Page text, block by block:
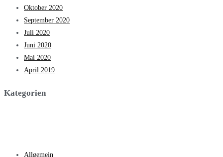
Oktober 2020
September 2020
Juli 2020
Juni 2020
Mai 2020
April 2019
Kategorien
Allgemein